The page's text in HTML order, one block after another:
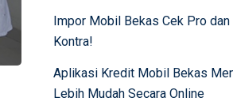
Impor Mobil Bekas Cek Pro dan
Kontra!
Aplikasi Kredit Mobil Bekas
Lebih Mudah Secara Online